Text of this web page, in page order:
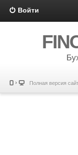
Войти
Полная версия